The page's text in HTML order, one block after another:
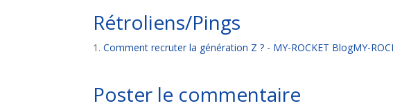
Rétroliens/Pings
Comment recruter la génération Z ? - MY-ROCKET BlogMY-
Poster le commentaire